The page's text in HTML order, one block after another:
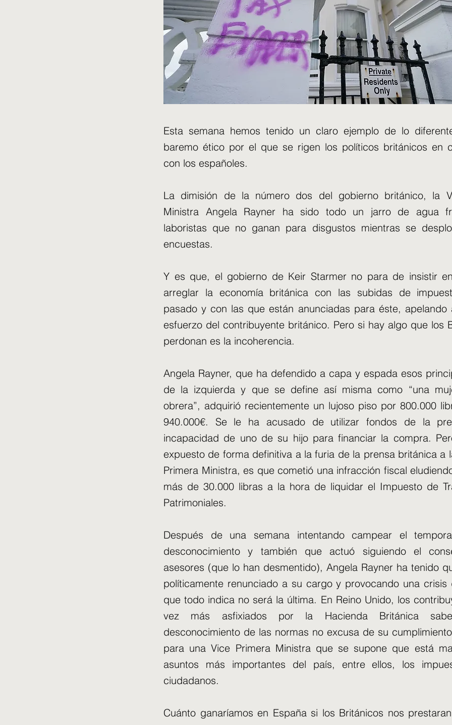
Esta semana hemos tenido un claro ejemplo de lo
baremo ético por el que se rigen los políticos británicos en
con los españoles.
La dimisión de la número dos del gobierno británico, la
Ministra Angela Rayner ha sido todo un jarro de agua
laboristas que no ganan para disgustos mientras se
encuestas.
Y es que, el gobierno de Keir Starmer no para de insistir
arreglar la economía británica con las subidas de
pasado y con las que están anunciadas para éste, apelando
esfuerzo del contribuyente británico. Pero si hay algo que los
perdonan es la incoherencia.
Angela Rayner, que ha defendido a capa y espada esos
de la izquierda y que se define así misma como “una
obrera”, adquirió recientemente un lujoso piso por 800.000
940.000€. Se le ha acusado de utilizar fondos de la
incapacidad de uno de su hijo para financiar la compra.
expuesto de forma definitiva a la furia de la prensa británica a
Primera Ministra, es que cometió una infracción fiscal
más de 30.000 libras a la hora de liquidar el Impuesto de
Patrimoniales.
Después de una semana intentando campear el
desconocimiento y también que actuó siguiendo el
asesores (que lo han desmentido), Angela Rayner ha tenido
políticamente renunciado a su cargo y provocando una crisis
que todo indica no será la última. En Reino Unido, los
vez más asfixiados por la Hacienda Británica
desconocimiento de las normas no excusa de su
para una Vice Primera Ministra que se supone que está
asuntos más importantes del país, entre ellos, los
ciudadanos.
Cuánto ganaríamos en España si los Británicos nos